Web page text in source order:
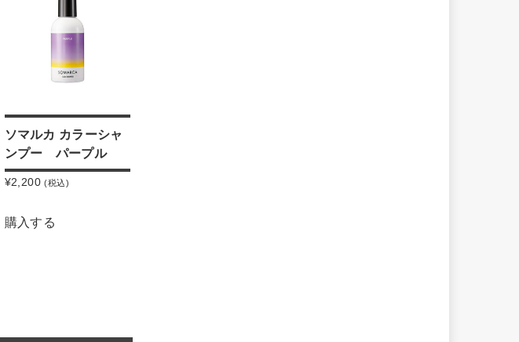
ソマルカ カラーシャ
ンプー パープル
¥2,200 (税込)
購入する